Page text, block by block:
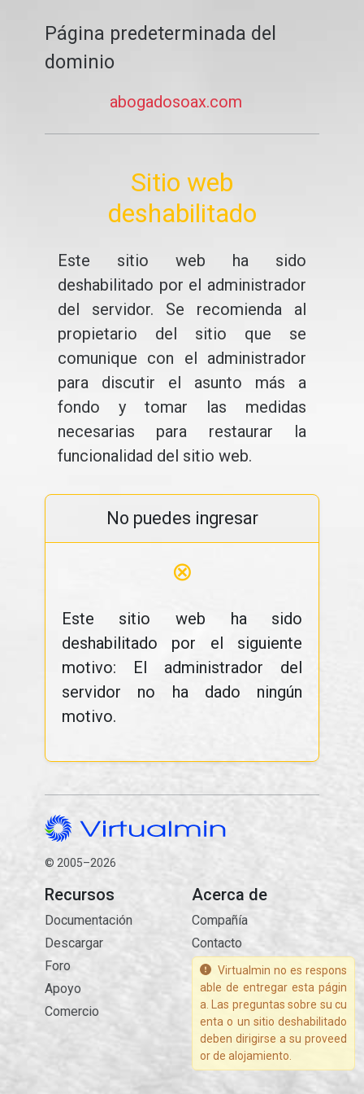
Página predeterminada del
dominio
abogadosoax.com
Sitio web
deshabilitado
Este sitio web ha sido
deshabilitado por el administrador
del servidor. Se recomienda al
propietario del sitio que se
comunique con el administrador
para discutir el asunto más a
fondo y tomar las medidas
necesarias para restaurar la
funcionalidad del sitio web.
No puedes ingresar
⊗
Este sitio web ha sido
deshabilitado por el siguiente
motivo: El administrador del
servidor no ha dado ningún
motivo.
© 2005–2026
Recursos
Documentación
Descargar
Foro
Apoyo
Comercio
Acerca de
Compañía
Contacto
Virtualmin no es respons
able de entregar esta págin
a. Las preguntas sobre su cu
enta o un sitio deshabilitado
deben dirigirse a su proveed
or de alojamiento.